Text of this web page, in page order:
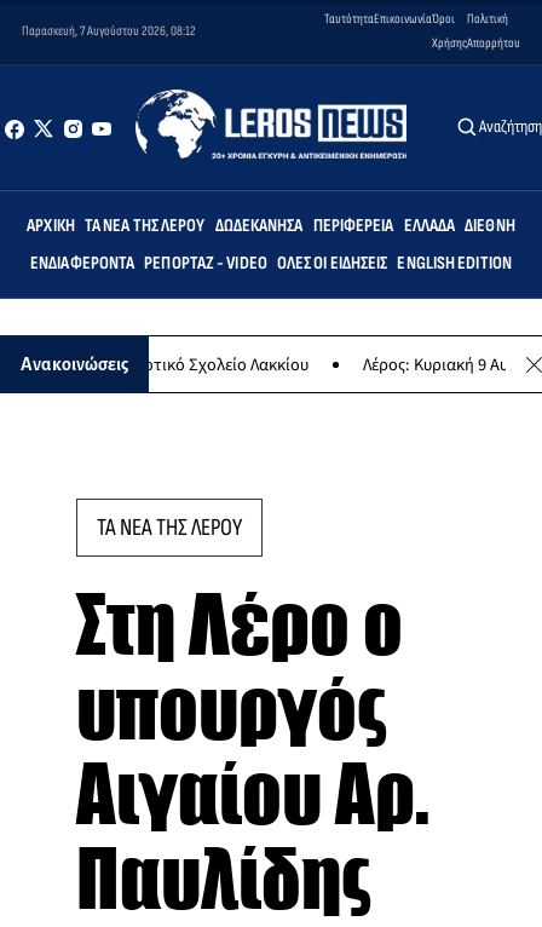
Παρασκευή, 7 Αυγούστου 2026, 08:12
ΤαυτότηταΕπικοινωνίαΌροι
Χρήσης
Πολιτική
Απορρήτου
Αναζήτηση
ΑΡΧΙΚΉ ΤΑ ΝΈΑ ΤΗΣ ΛΈΡΟΥ ΔΩΔΕΚΆΝΗΣΑ ΠΕΡΙΦΈΡΕΙΑ ΕΛΛΆΔΑ ΔΙΕΘΝΉ
ΕΝΔΙΑΦΈΡΟΝΤΑ ΡΕΠΟΡΤΆΖ - VIDEO ΌΛΕΣ ΟΙ ΕΙΔΉΣΕΙΣ ENGLISH EDITION
Ανακοινώσεις
στο Δημοτικό Σχολείο Λακκίου Λέρος: Κυριακή 9
ΤΑ ΝΕΑ ΤΗΣ ΛΕΡΟΥ
Στη Λέρο ο
υπουργός
Αιγαίου Αρ.
Παυλίδης